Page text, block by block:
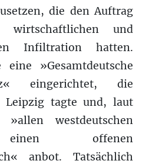
die den Auftrag
wirtschaftlichen und
Infiltration hatten.
eine »Gesamtdeutsche
eingerichtet, die
Leipzig tagte und, laut
westdeutschen
offenen
anbot. Tatsächlich